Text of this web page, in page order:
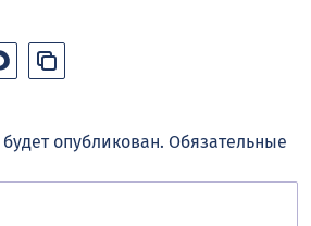
опубликован. Обязательные